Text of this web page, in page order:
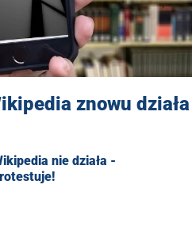
znowu działa
nie działa -